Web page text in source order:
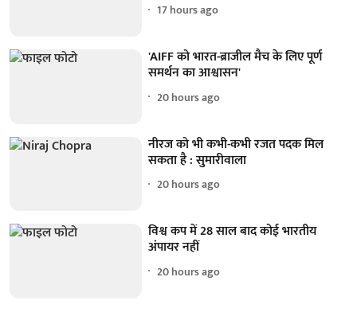
17 hours ago
'AIFF को भारत-ब्राजील मैच के लिए पूर्ण
समर्थन का आश्वासन'
20 hours ago
नीरज को भी कभी-कभी रजत पदक मिल
सकता है : सुमारीवाला
20 hours ago
विश्व कप में 28 साल बाद कोई भारतीय
अंपायर नहीं
20 hours ago